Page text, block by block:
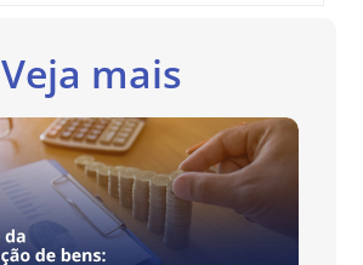
Veja mais